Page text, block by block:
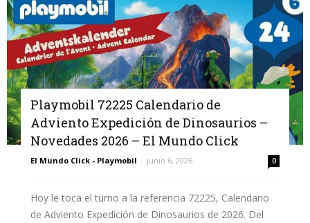
Playmobil 72225 Calendario de
Adviento Expedición de Dinosaurios –
Novedades 2026 – El Mundo Click
El Mundo Click - Playmobil - junio 6, 2026 0
Hoy le toca el turno a la referencia 72225, Calendario
de Adviento Expedición de Dinosaurios de 2026. Del